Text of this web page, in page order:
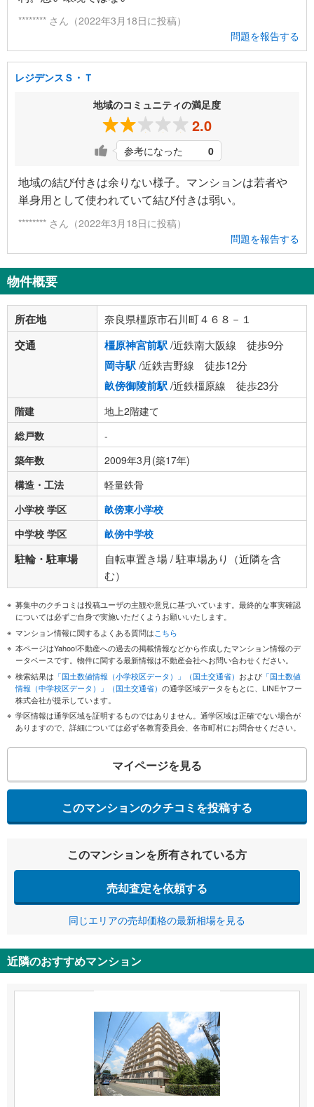
******** さん（2022年3月18日に投稿）
問題を報告する
レジデンスＳ・Ｔ
地域のコミュニティの満足度
2.0
参考になった 0
地域の結び付きは余りない様子。マンションは若者や
単身用として使われていて結び付きは弱い。
******** さん（2022年3月18日に投稿）
問題を報告する
物件概要
所在地 奈良県橿原市石川町４６８－１
交通 橿原神宮前駅/近鉄南大阪線 徒歩9分
岡寺駅/近鉄吉野線 徒歩12分
畝傍御陵前駅/近鉄橿原線 徒歩23分
階建
地上2階建て
総戸数
-
築年数
2009年3月(築17年)
構造・工法
軽量鉄骨
小学校 学区
畝傍東小学校
中学校 学区
畝傍中学校
駐輪・駐車場
自転車置き場 / 駐車場あり（近隣を含
む）
募集中のクチコミは投稿ユーザの主観や意見に基づいています。最終的な事実確認
については必ずご自身で実施いただくようお願いいたします。
マンション情報に関するよくある質問はこちら
本ページはYahoo!不動産への過去の掲載情報などから作成したマンション情報のデ
ータベースです。物件に関する最新情報は不動産会社へお問い合わせください。
検索結果は 「国土数値情報（小学校区データ）」（国土交通省） および 「国土数値
情報（中学校区データ）」（国土交通省） の通学区域データをもとに、LINEヤフー
株式会社が提示しています。
学区情報は通学区域を証明するものではありません。通学区域は正確でない場合が
ありますので、詳細については必ず各教育委員会、各市町村にお問合せください。
マイページを見る
このマンションのクチコミを投稿する
このマンションを所有されている方
売却査定を依頼する
同じエリアの売却価格の最新相場を見る
近隣のおすすめマンション